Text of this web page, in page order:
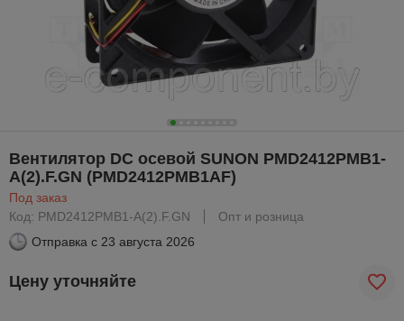
Вентилятор DC осевой SUNON PMD2412PMB1-
A(2).F.GN (PMD2412PMB1AF)
Под заказ
Код: PMD2412PMB1-A(2).F.GN
Опт и розница
Отправка с 23 августа 2026
Цену уточняйте